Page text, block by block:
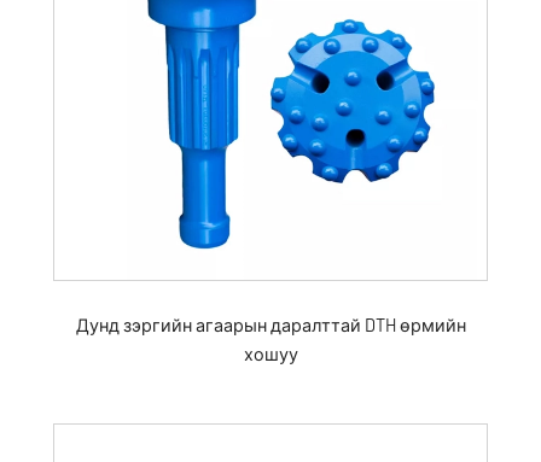
Дунд зэргийн агаарын даралттай DTH өрмийн
хошуу